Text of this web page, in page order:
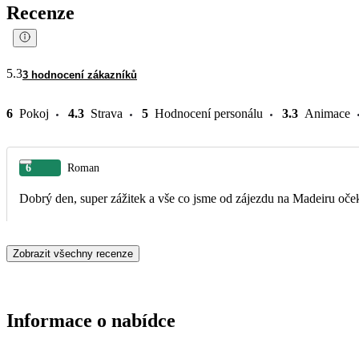
Recenze
5.33 hodnocení zákazníků
6 Pokoj 4.3 Strava 5 Hodnocení personálu 3.3 Animace
6 Roman
Dobrý den, super zážitek a vše co jsme od zájezdu na Madeiru
Zobrazit všechny recenze
Informace o nabídce